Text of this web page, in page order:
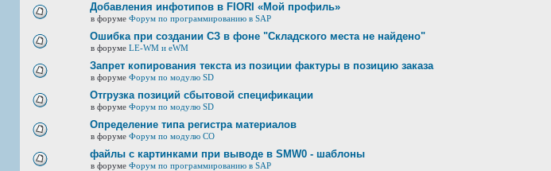
Добавления инфотипов в FIORI «Мой профиль»
в форуме Форум по программированию в SAP
Ошибка при создании СЗ в фоне "Складского места не найдено"
в форуме LE-WM и eWM
Запрет копирования текста из позиции фактуры в позицию заказа
в форуме Форум по модулю SD
Отгрузка позиций сбытовой спецификации
в форуме Форум по модулю SD
Определение типа регистра материалов
в форуме Форум по модулю СО
файлы с картинками при выводе в SMW0 - шаблоны
в форуме Форум по программированию в SAP